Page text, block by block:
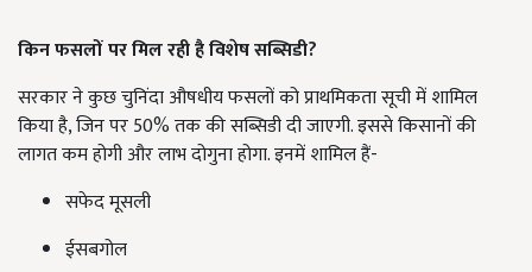
किन फसलों पर मिल रही है विशेष सब्सिडी?
सरकार ने कुछ चुनिंदा औषधीय फसलों को प्राथमिकता सूची में शामिल
किया है, जिन पर 50% तक की सब्सिडी दी जाएगी. इससे किसानों की
लागत कम होगी और लाभ दोगुना होगा. इनमें शामिल हैं-
सफेद मूसली
ईसबगोल